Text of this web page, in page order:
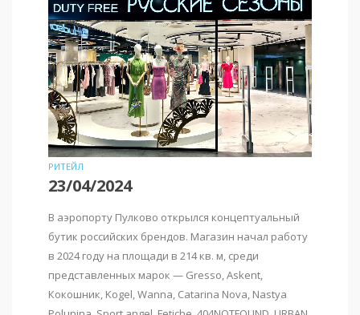
РИТЕЙЛ
23/04/2024
В аэропорту Пулково открылся концептуальный
бутик российских брендов. Магазин начал работу
в 2024 году на площади в 214 кв. м, среди
представленных марок — Gresso, Askent,
Кокошник, Kogel, Wanna, Catarina Nova, Nastya